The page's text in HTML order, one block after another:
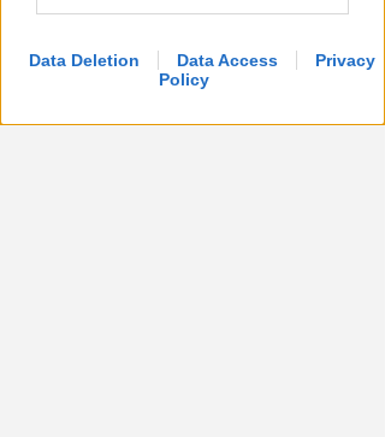
Data Deletion Data Access
Privacy
Policy